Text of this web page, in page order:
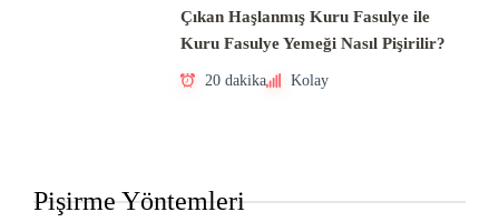
Çıkan Haşlanmış Kuru Fasulye ile
Kuru Fasulye Yemeği Nasıl Pişirilir?
20 dakika Kolay
Pişirme Yöntemleri